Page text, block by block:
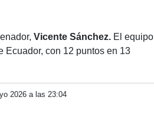
Vicente Sánchez. El equipo
Ecuador, con 12 puntos en 13
2026 a las 23:04